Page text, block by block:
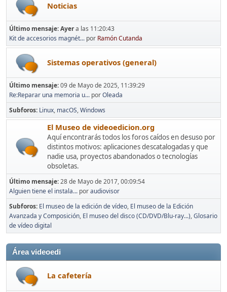
Noticias
Último mensaje:Ayera las 11:20:43
Kit de accesorios magnét... por Ramón Cutanda
Sistemas operativos (general)
Último mensaje:09 de Mayo de 2025, 11:39:29
Re:Reparar una memoria u... porOleada
Subforos Linux macOS Windows
El Museo de videoedicion.org
Aquí encontrarás todos los foros caídos en desuso por
distintos motivos: aplicaciones descatalogadas y que
nadie usa, proyectos abandonados o tecnologías
obsoletas.
Último mensaje:28 de Mayo de 2017, 00:09:54
Alguien tiene el instala... poraudiovisor
Subforos El museo de la edición de vídeo El museo de la Edición
Avanzada y Composición El museo del disco (CD/DVD/Blu-ray...) Glosario
de vídeo digital
Área videoedi
La cafetería